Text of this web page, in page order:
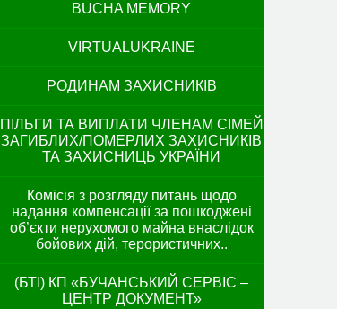
BUCHA MEMORY
VIRTUALUKRAINE
РОДИНАМ ЗАХИСНИКІВ
ПІЛЬГИ ТА ВИПЛАТИ ЧЛЕНАМ СІМЕЙ
ЗАГИБЛИХ/ПОМЕРЛИХ ЗАХИСНИКІВ
ТА ЗАХИСНИЦЬ УКРАЇНИ
Комісія з розгляду питань щодо
надання компенсації за пошкоджені
об’єкти нерухомого майна внаслідок
бойових дій, терористичних..
(БТІ) КП «БУЧАНСЬКИЙ СЕРВІС –
ЦЕНТР ДОКУМЕНТ»